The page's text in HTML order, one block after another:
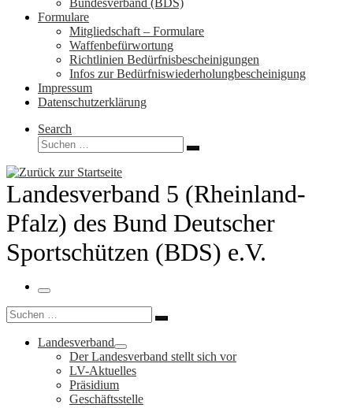
Bundesverband (BDS)
Formulare
Mitgliedschaft – Formulare
Waffenbefürwortung
Richtlinien Bedürfnisbescheinigungen
Infos zur Bedürfniswiederholungbescheinigung
Impressum
Datenschutzerklärung
Search
Suche
Suchen …
Landesverband 5 (Rheinland-
Pfalz) des Bund Deutscher
Sportschützen (BDS) e.V.
Menü
Suche
Suchen …
Landesverband
Der Landesverband stellt sich vor
LV-Aktuelles
Präsidium
Geschäftsstelle